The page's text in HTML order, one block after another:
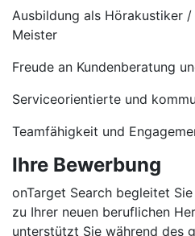
Ausbildung als Hörakustiker
Meister
Freude an Kundenberatung
Serviceorientierte und
Teamfähigkeit und
Ihre Bewerbung
onTarget Search begleitet
zu Ihrer neuen beruflichen
unterstützt Sie während des